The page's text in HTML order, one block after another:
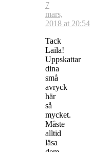
7
mars,
2018 at 20:54
Tack
Laila!
Uppskattar
dina
små
avryck
här
så
mycket.
Måste
alltid
läsa